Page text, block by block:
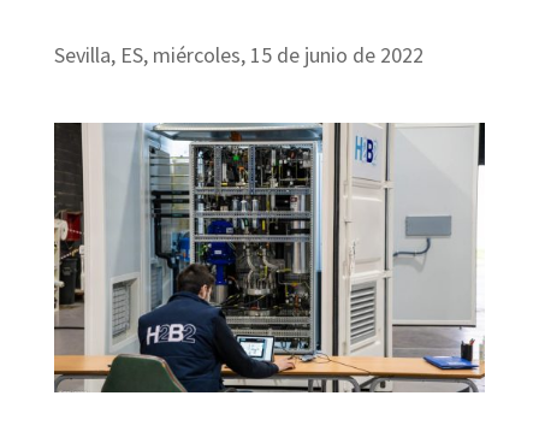
Sevilla, ES, miércoles, 15 de junio de 2022